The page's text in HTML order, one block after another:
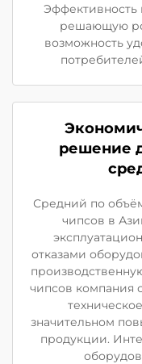
Эффективность
решающую
возможность
решение
Средний по
чипсов в
отказами
чипсов компания
значительном
продукции.